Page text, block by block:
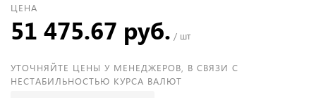
ЦЕНА
51 475.67 руб. / шт
УТОЧНЯЙТЕ ЦЕНЫ У МЕНЕДЖЕРОВ, В СВЯЗИ С
НЕСТАБИЛЬНОСТЬЮ КУРСА ВАЛЮТ